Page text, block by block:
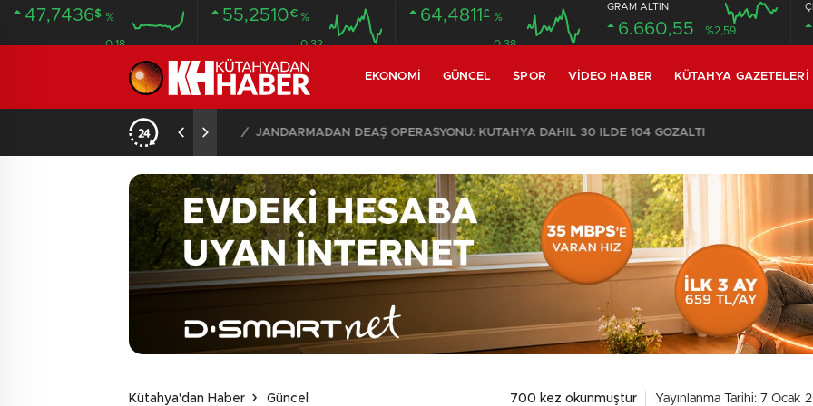
47,7436$ %
0.18
55,2510€ %
0.32
64,4811 £ %
0.38
GRAM ALTIN
6.660,55 %2,59
EKONOMI GÜNCEL SPOR VIDEO HABER KÜTAHYA GAZETELERI
02:03 /
Kütahya'dan Haber Güncel 700 kez okunmuştur Yayınlanma Tarihi: 7 Ocak